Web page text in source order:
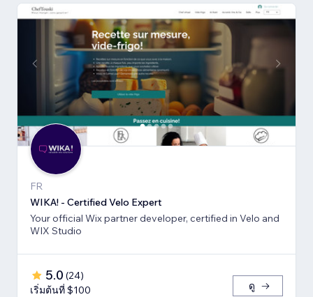
FR
WIKA! - Certified Velo Expert
Your official Wix partner developer, certified in Velo and
WIX Studio
5.0 (24)
เริ่มต้นที่ $100
ดู